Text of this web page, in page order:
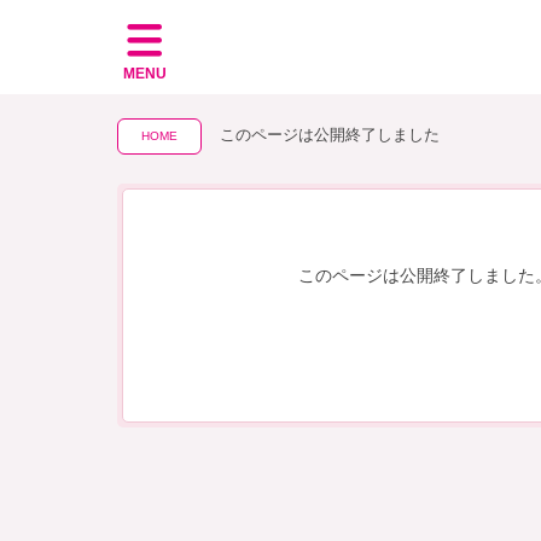
MENU
HOME このページは公開終了しました
このページは公開終了しました